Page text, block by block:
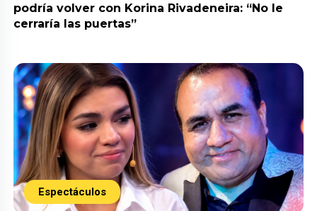
podría volver con Korina Rivadeneira: “No le
cerraría las puertas”
Espectáculos